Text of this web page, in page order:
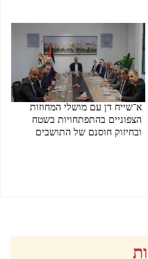
א־שייח דן עם מושלי המחוזות
הצפוניים בהתפתחויות בשטח
ובחיזוק חוסנם של התושבים